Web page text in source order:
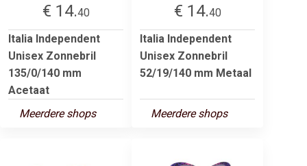
€ 14.40
Italia Independent
Unisex Zonnebril
135/0/140 mm
Acetaat
Meerdere shops
€ 14.40
Italia Independent
Unisex Zonnebril
52/19/140 mm Metaal
Meerdere shops